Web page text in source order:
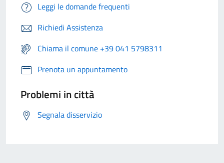
Leggi le domande frequenti
Richiedi Assistenza
Chiama il comune +39 041 5798311
Prenota un appuntamento
Problemi in città
Segnala disservizio